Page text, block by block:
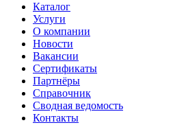
Каталог
Услуги
О компании
Новости
Вакансии
Сертификаты
Партнёры
Справочник
Сводная ведомость
Контакты